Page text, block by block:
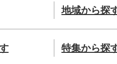
地域から探
特集から探